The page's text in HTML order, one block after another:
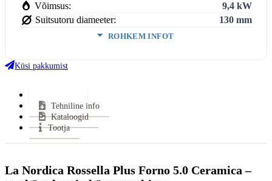
Võimsus:
9,4 kW
Suitsutoru diameeter:
130 mm
ROHKEM INFOT
Kasutegur:
Keskmine suitsugaaside temperatuur:
Suitsutoru ühendus:
Halu pikkus:
Klaasi kuju:
Uks avaneb:
Küljele
Küsi pakkumist
Tehniline info
Kataloogid
Tootja
La Nordica Rossella Plus Forno 5.0 Ceramica –